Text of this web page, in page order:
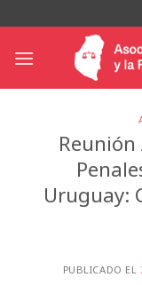
al
contenido
Uruguay:
PUBLICADO EL